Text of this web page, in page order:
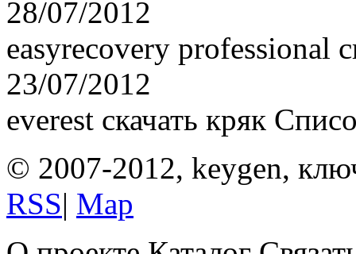
28/07/2012
easyrecovery professional
23/07/2012
everest скачать кряк
© 2007-2012, keygen,
RSS| Map